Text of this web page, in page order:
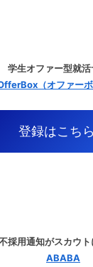
学生オファー型就活
（オファーボ
登録はこち
採用通知がスカウト
ABABA